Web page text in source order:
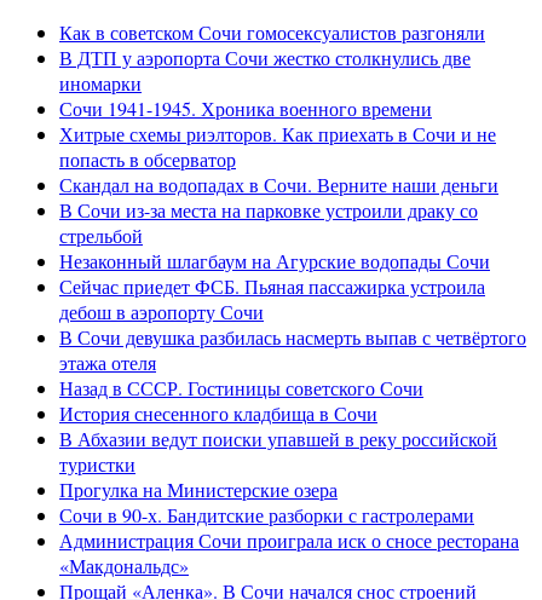
Как в советском Сочи гомосексуалистов разгоняли
В ДТП у аэропорта Сочи жестко столкнулись две
иномарки
Сочи 1941-1945. Хроника военного времени
Хитрые схемы риэлторов. Как приехать в Сочи и не
попасть в обсерватор
Скандал на водопадах в Сочи. Верните наши деньги
В Сочи из-за места на парковке устроили драку со
стрельбой
Незаконный шлагбаум на Агурские водопады Сочи
Сейчас приедет ФСБ. Пьяная пассажирка устроила
дебош в аэропорту Сочи
В Сочи девушка разбилась насмерть выпав с четвёртого
этажа отеля
Назад в СССР. Гостиницы советского Сочи
История снесенного кладбища в Сочи
В Абхазии ведут поиски упавшей в реку российской
туристки
Прогулка на Министерские озера
Сочи в 90-х. Бандитские разборки с гастролерами
Администрация Сочи проиграла иск о сносе ресторана
«Макдональдс»
Прощай «Аленка». В Сочи начался снос строений